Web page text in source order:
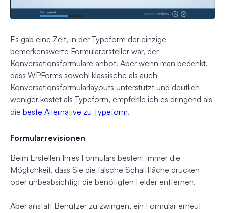
Es gab eine Zeit, in der Typeform der einzige
bemerkenswerte Formularersteller war, der
Konversationsformulare anbot. Aber wenn man bedenkt,
dass WPForms sowohl klassische als auch
Konversationsformularlayouts unterstützt und deutlich
weniger kostet als Typeform, empfehle ich es dringend als
die beste Alternative zu Typeform.
Formularrevisionen
Beim Erstellen Ihres Formulars besteht immer die
Möglichkeit, dass Sie die falsche Schaltfläche drücken
oder unbeabsichtigt die benötigten Felder entfernen.
Aber anstatt Benutzer zu zwingen, ein Formular erneut